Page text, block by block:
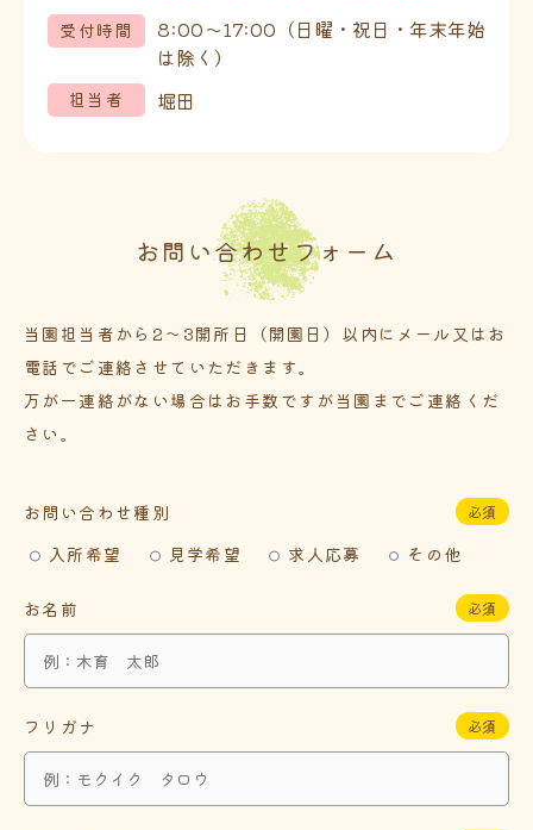
受付時間
8:00～17:00（日曜・祝日・年末年始
は除く）
担当者 堀田
お問い合わせフォーム
当園担当者から2～3開所日（開園日）以内にメール又はお
電話でご連絡させていただきます。
万が一連絡がない場合はお手数ですが当園までご連絡くだ
さい。
お問い合わせ種別 必須
入所希望 見学希望 求人応募 その他
お名前 必須
フリガナ 必須